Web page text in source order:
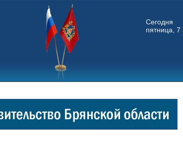
Сегодня
пятница, 7